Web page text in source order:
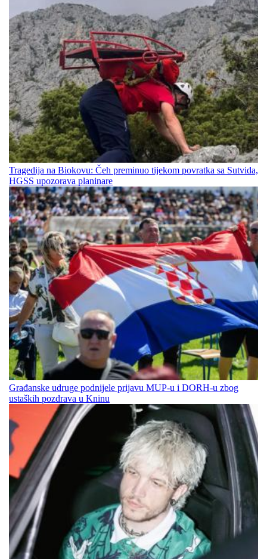
Tragedija na Biokovu: Čeh preminuo tijekom povratka sa Sutvida,
HGSS upozorava planinare
Građanske udruge podnijele prijavu MUP-u i DORH-u zbog
ustaških pozdrava u Kninu